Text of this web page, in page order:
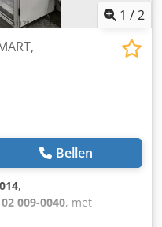
1 /2
Bellen
,
009-0040, met
met